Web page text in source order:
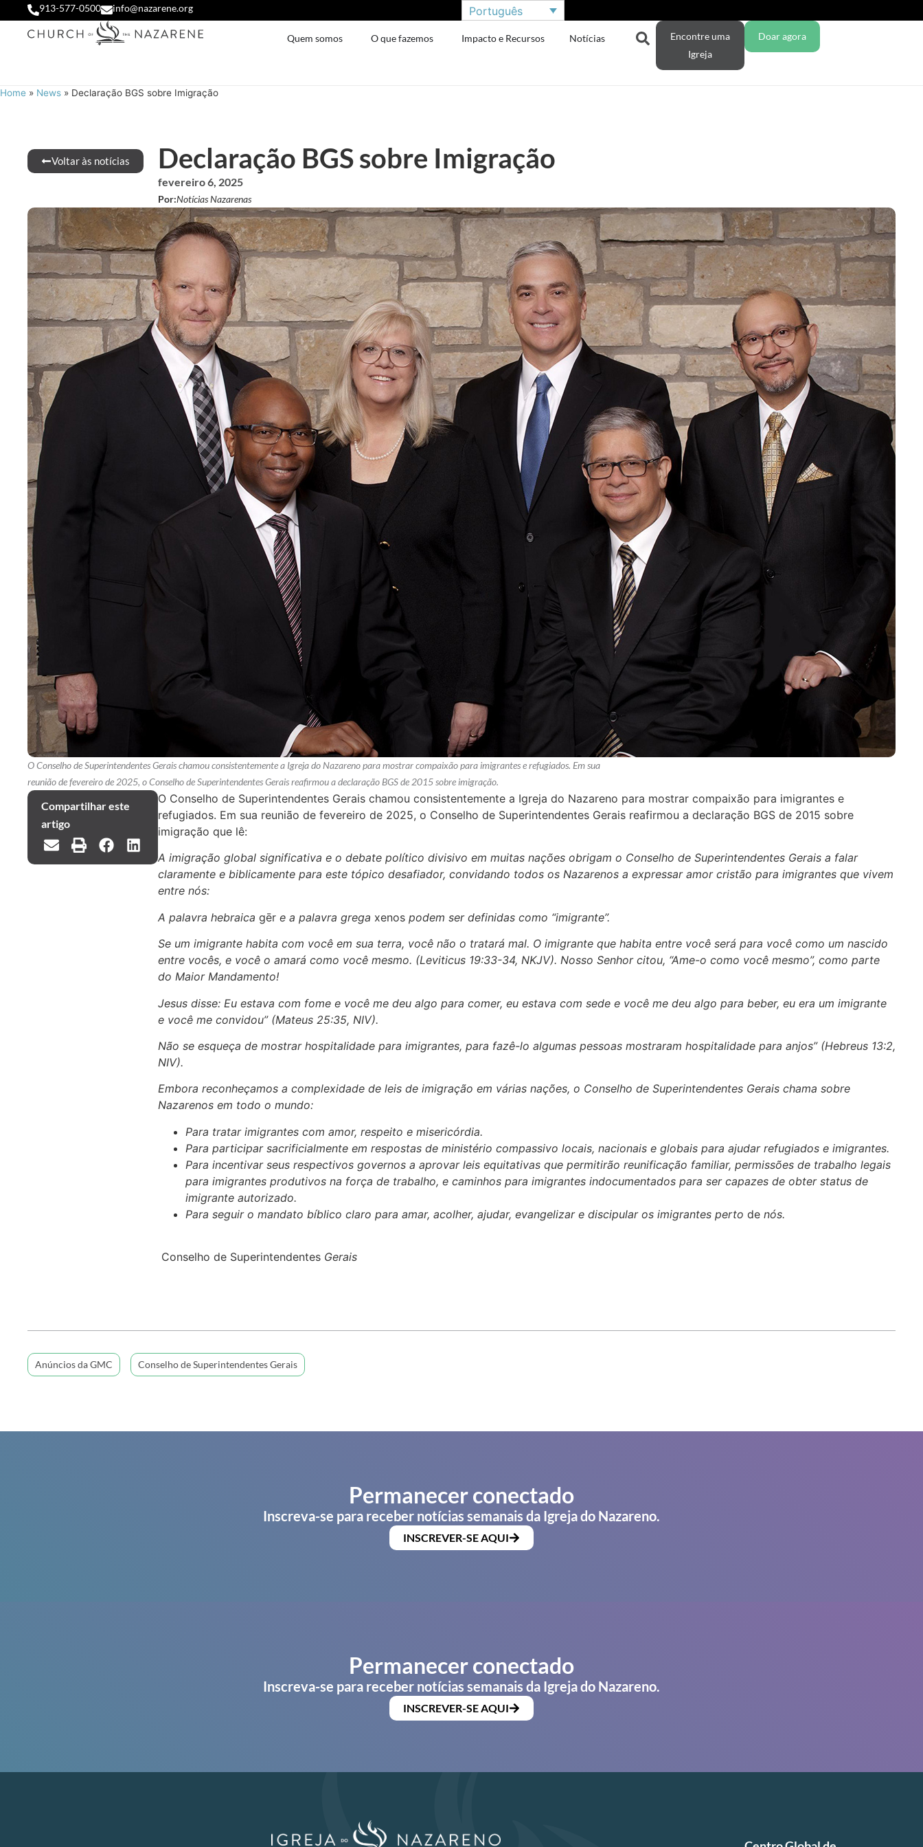
913-577-0500 info@nazarene.org Português
Quem somos O que fazemos Impacto e Recursos Notícias
Encontre uma
Igreja
Doar agora
Home » News » Declaração BGS sobre Imigração
Voltar às notícias Declaração BGS sobre Imigração
fevereiro 6, 2025
Por:Notícias Nazarenas
O Conselho de Superintendentes Gerais chamou consistentemente a Igreja do Nazareno para mostrar compaixão para imigrantes e refugiados. Em sua
reunião de fevereiro de 2025, o Conselho de Superintendentes Gerais reafirmou a declaração BGS de 2015 sobre imigração.
Compartilhar este
artigo
O Conselho de Superintendentes Gerais chamou consistentemente a Igreja do Nazareno para mostrar compaixão para imigrantes e
refugiados. Em sua reunião de fevereiro de 2025, o Conselho de Superintendentes Gerais reafirmou a declaração BGS de 2015 sobre
imigração que lê:
A imigração global significativa e o debate político divisivo em muitas nações obrigam o Conselho de Superintendentes Gerais a falar
claramente e biblicamente para este tópico desafiador, convidando todos os Nazarenos a expressar amor cristão para imigrantes que vivem
entre nós:
A palavra hebraica gēr e a palavra grega xenos podem ser definidas como “imigrante”.
Se um imigrante habita com você em sua terra, você não o tratará mal. O imigrante que habita entre você será para você como um nascido
entre vocês, e você o amará como você mesmo. (Leviticus 19:33-34, NKJV). Nosso Senhor citou, “Ame-o como você mesmo”, como parte
do Maior Mandamento!
Jesus disse: Eu estava com fome e você me deu algo para comer, eu estava com sede e você me deu algo para beber, eu era um imigrante
e você me convidou” (Mateus 25:35, NIV).
Não se esqueça de mostrar hospitalidade para imigrantes, para fazê-lo algumas pessoas mostraram hospitalidade para anjos” (Hebreus 13:2,
NIV).
Embora reconheçamos a complexidade de leis de imigração em várias nações, o Conselho de Superintendentes Gerais chama sobre
Nazarenos em todo o mundo:
Para tratar imigrantes com amor, respeito e misericórdia.
Para participar sacrificialmente em respostas de ministério compassivo locais, nacionais e globais para ajudar refugiados e imigrantes.
Para incentivar seus respectivos governos a aprovar leis equitativas que permitirão reunificação familiar, permissões de trabalho legais
para imigrantes produtivos na força de trabalho, e caminhos para imigrantes indocumentados para ser capazes de obter status de
imigrante autorizado.
Para seguir o mandato bíblico claro para amar, acolher, ajudar, evangelizar e discipular os imigrantes perto de nós.
Conselho de Superintendentes Gerais
Anúncios da GMC Conselho de Superintendentes Gerais
Permanecer conectado
Inscreva-se para receber notícias semanais da Igreja do Nazareno.
INSCREVER-SE AQUI
Permanecer conectado
Inscreva-se para receber notícias semanais da Igreja do Nazareno.
INSCREVER-SE AQUI